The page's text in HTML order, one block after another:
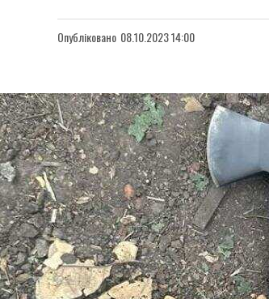
Опубліковано 08.10.2023 14:00